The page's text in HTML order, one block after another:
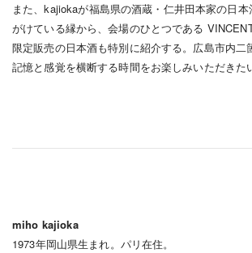
また、kajiokaが福島県の酒蔵・仁井田本家の日
がけている縁から、会場のひとつである
限定販売の日本酒も特別に紹介する。広島市内二
記憶と感覚を横断する時間をお楽しみいただきた
miho kajioka
1973年岡山県生まれ。パリ在住。